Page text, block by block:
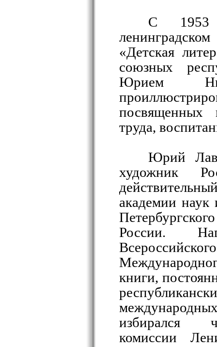
С 1953
ленинградском
«Детская
союзных
Юрием
посвященных
труда,
Юрий
художник
академии наук
России.
книги,
избирался
комиссии